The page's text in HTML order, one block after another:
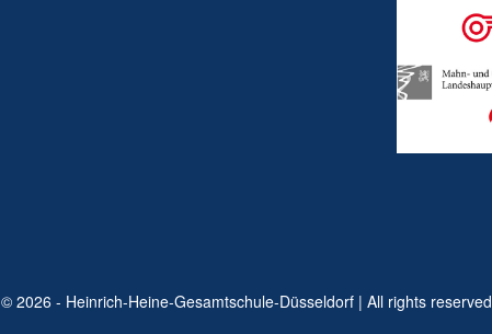
© 2026 - Heinrich-Heine-Gesamtschule-Düsseldorf | All rights reserved